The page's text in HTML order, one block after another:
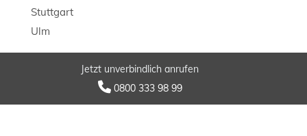
Jetzt unverbindlich anrufen
0800 333 98 99
Stuttgart
Ulm
© 2026 LB Detektei